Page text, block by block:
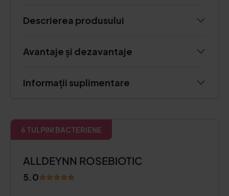
Descrierea produsului
Avantaje și dezavantaje
Informații suplimentare
6 TULPINI BACTERIENE
ALLDEYNN ROSEBIOTIC
5.0